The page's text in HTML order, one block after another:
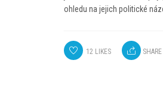
ohledu na jejich politické
12 LIKES SHARE